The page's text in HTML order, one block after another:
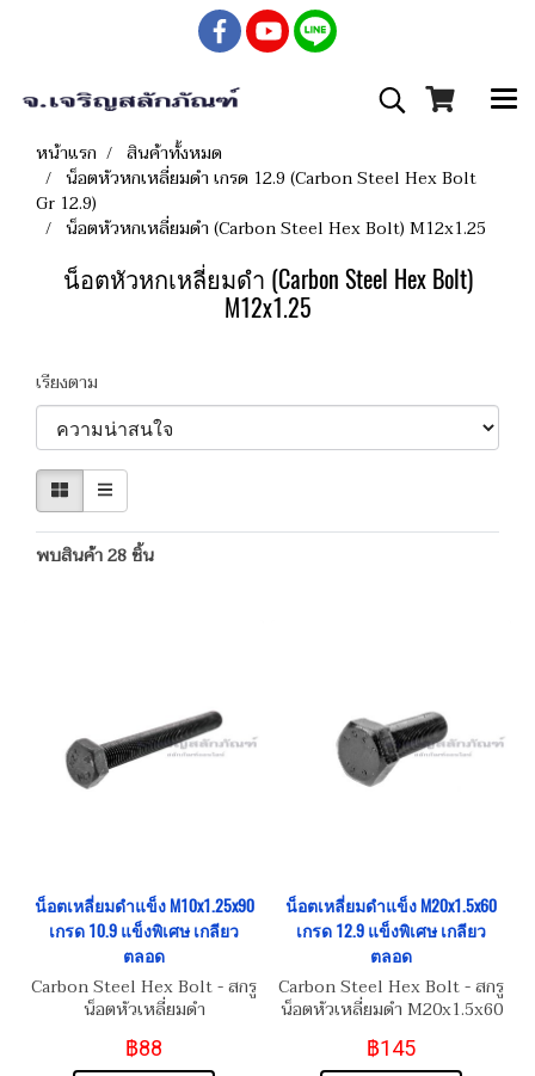
หน้าแรก
สินค้าทั้งหมด
น็อตหัวหกเหลี่ยมดำ เกรด 12.9 (Carbon Steel Hex Bolt
Gr 12.9)
น็อตหัวหกเหลี่ยมดำ (Carbon Steel Hex Bolt) M12x1.25
น็อตหัวหกเหลี่ยมดำ (Carbon Steel Hex Bolt)
M12x1.25
เรียงตาม
พบสินค้า 28 ชิ้น
น็อตเหลี่ยมดำแข็ง M10x1.25x90
เกรด 10.9 แข็งพิเศษ เกลียว
ตลอด
Carbon Steel Hex Bolt - สกรู
น็อตหัวเหลี่ยมดำ
M10x1.25x90
฿88
น็อตเหลี่ยมดำแข็ง M20x1.5x60
เกรด 12.9 แข็งพิเศษ เกลียว
ตลอด
Carbon Steel Hex Bolt - สกรู
น็อตหัวเหลี่ยมดำ M20x1.5x60
฿145